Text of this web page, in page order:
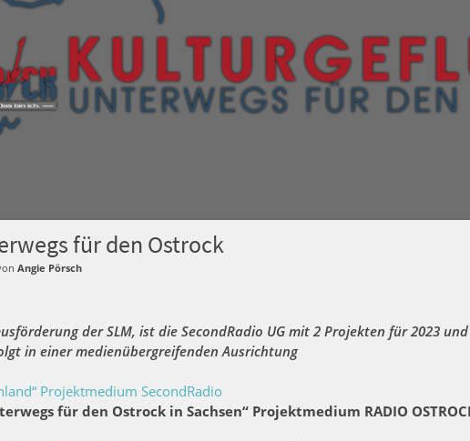
für den Ostrock
Angie Pörsch
der SLM, ist die SecondRadio UG mit 2 Projekten für 2023
in einer medienübergreifenden Ausrichtung
Projektmedium SecondRadio
für den Ostrock in Sachsen“ Projektmedium RADIO